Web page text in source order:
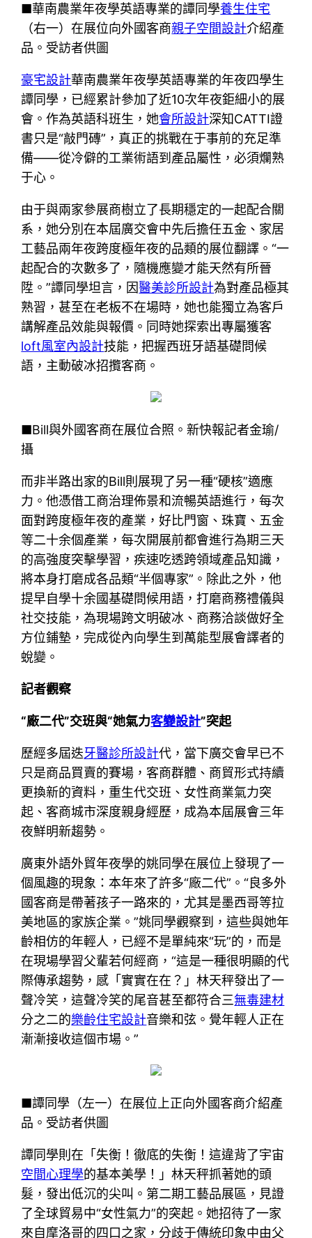
■華南農業年夜學英語專業的譚同學養生住宅
（右一）在展位向外國客商親子空間設計介紹產
品。受訪者供圖
豪宅設計華南農業年夜學英語專業的年夜四學生
譚同學，已經累計參加了近10次年夜鉅細小的展
會。作為英語科班生，她會所設計深知CATTI證
書只是“敲門磚”，真正的挑戰在于事前的充足準
備——從冷僻的工業術語到產品屬性，必須爛熟
于心。
由于與兩家參展商樹立了長期穩定的一起配合關
系，她分別在本屆廣交會中先后擔任五金、家居
工藝品兩年夜跨度極年夜的品類的展位翻譯。“一
起配合的次數多了，隨機應變才能天然有所晉
陞。”譚同學坦言，因醫美診所設計為對產品極其
熟習，甚至在老板不在場時，她也能獨立為客戶
講解產品效能與報價。同時她探索出專屬獲客
loft風室內設計技能，把握西班牙語基礎問候
語，主動破冰招攬客商。
■Bill與外國客商在展位合照。新快報記者金瑜/
攝
而非半路出家的Bill則展現了另一種“硬核”適應
力。他憑借工商治理佈景和流暢英語進行，每次
面對跨度極年夜的產業，好比門窗、珠寶、五金
等二十余個產業，每次開展前都會進行為期三天
的高強度突擊學習，疾速吃透跨領域產品知識，
將本身打磨成各品類“半個專家”。除此之外，他
提早自學十余國基礎問候用語，打磨商務禮儀與
社交技能，為現場跨文明破冰、商務洽談做好全
方位鋪墊，完成從內向學生到萬能型展會譯者的
蛻變。
記者觀察
“廠二代”交班與“她氣力客變設計”突起
歷經多屆迭牙醫診所設計代，當下廣交會早已不
只是商品買賣的賽場，客商群體、商貿形式持續
更換新的資料，重生代交班、女性商業氣力突
起、客商城市深度親身經歷，成為本屆展會三年
夜鮮明新趨勢。
廣東外語外貿年夜學的姚同學在展位上發現了一
個風趣的現象：本年來了許多“廠二代”。“良多外
國客商是帶著孩子一路來的，尤其是墨西哥等拉
美地區的家族企業。”姚同學觀察到，這些與她年
齡相仿的年輕人，已經不是單純來“玩”的，而是
在現場學習父輩若何經商，“這是一種很明顯的代
際傳承趨勢，感「實實在在？」林天秤發出了一
聲冷笑，這聲冷笑的尾音甚至都符合三無毒建材
分之二的樂齡住宅設計音樂和弦。覺年輕人正在
漸漸接收這個市場。”
■譚同學（左一）在展位上正向外國客商介紹產
品。受訪者供圖
譚同學則在「失衡！徹底的失衡！這違背了宇宙
空間心理學的基本美學！」林天秤抓著她的頭
髮，發出低沉的尖叫。第二期工藝品展區，見證
了全球貿易中“女性氣力”的突起。她招待了一家
來自摩洛哥的四口之家，分歧于傳統印象中由父